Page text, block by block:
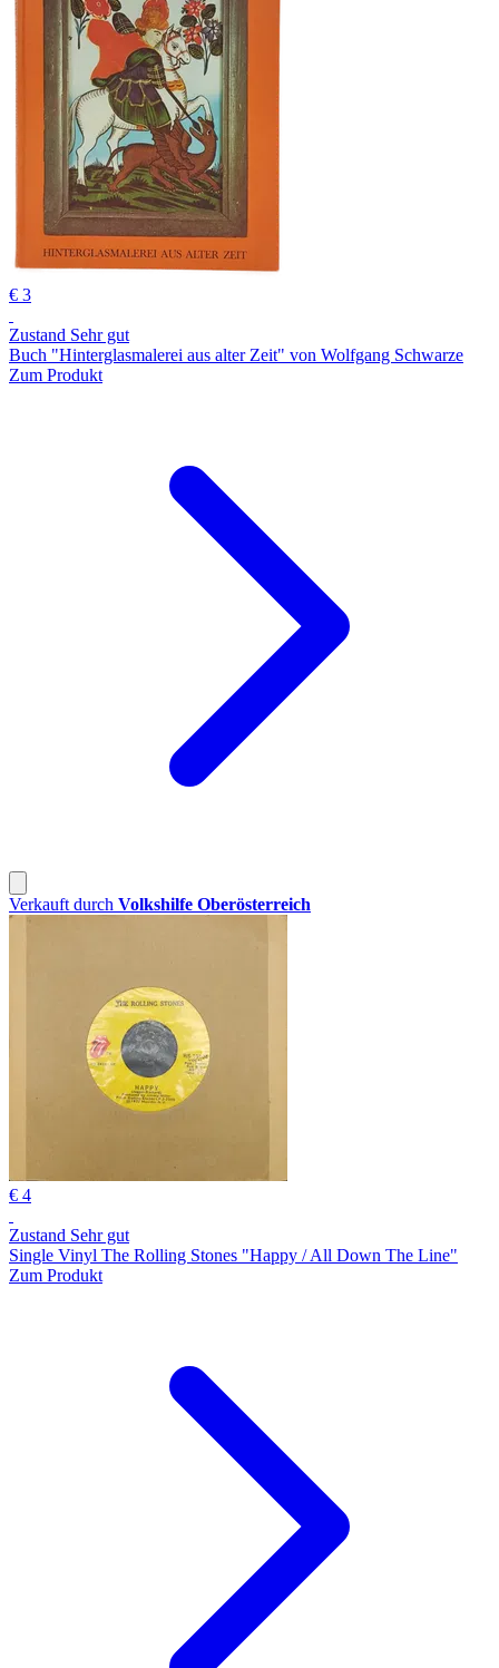
€ 3
Zustand Sehr gut
Buch "Hinterglasmalerei aus alter Zeit" von Wolfgang Schwarze
Zum Produkt
Verkauft durch Volkshilfe Oberösterreich
€ 4
Zustand Sehr gut
Single Vinyl The Rolling Stones "Happy / All Down The Line"
Zum Produkt